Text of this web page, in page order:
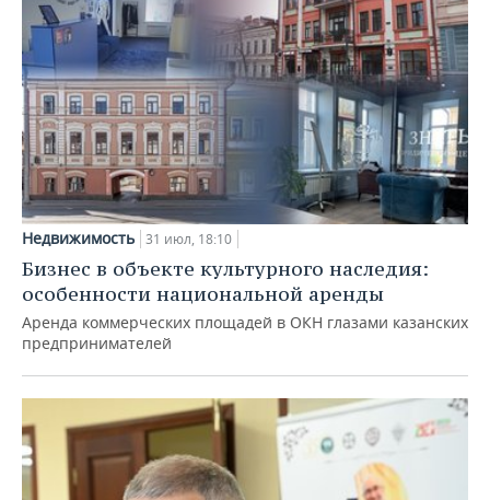
Недвижимость 31 июл, 18:10
Бизнес в объекте культурного наследия:
особенности национальной аренды
Аренда коммерческих площадей в ОКН глазами казанских
предпринимателей